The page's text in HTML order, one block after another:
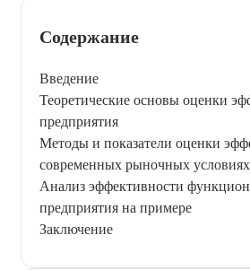
Содержание
Введение
Теоретические основы оценки
предприятия
Методы и показатели оценки
современных рыночных условиях
Анализ эффективности
предприятия на примере
Заключение